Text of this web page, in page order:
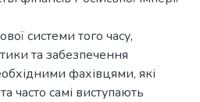
системи того часу,
та забезпечення
фахівцями, які
часто самі виступають